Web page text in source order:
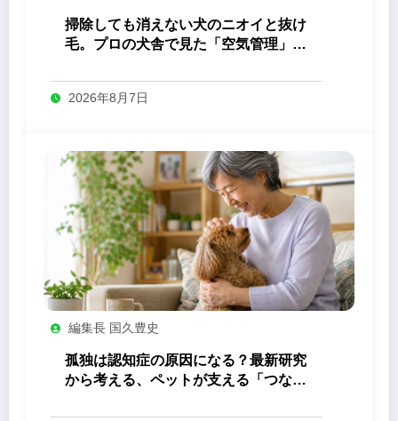
掃除しても消えない犬のニオイと抜け
毛。プロの犬舎で見た「空気管理」の
2026年8月7日
編集長 国久豊史
孤独は認知症の原因になる？最新研究
から考える、ペットが支える「つなが